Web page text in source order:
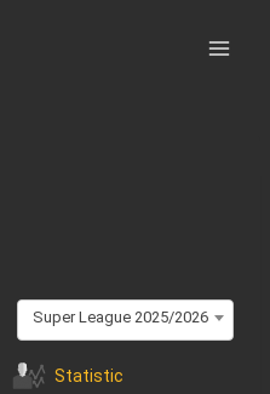
Super League 2025/2026
Statistic